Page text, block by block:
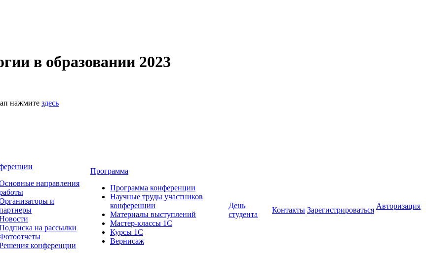
в образовании 2023
нажмите здесь
направления
и
на рассылки
конференции
Программа
Программа конференции
Научные труды участников
конференции
Материалы выступлений
Мастер-классы 1С
Курсы 1С
Вернисаж
День
студента
Контакты Зарегистрироваться Авторизация